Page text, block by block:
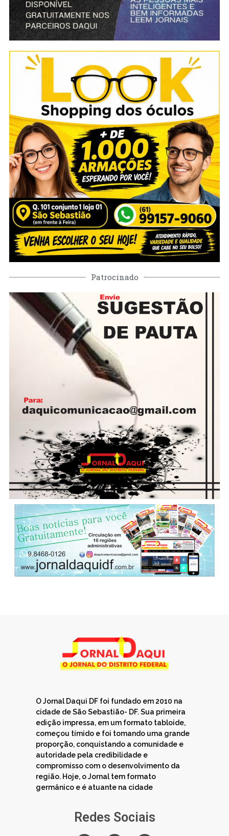
Patrocinado
O Jornal Daqui DF foi fundado em 2010 na
cidade de São Sebastião- DF. Sua primeira
edição impressa, em um formato tabloide,
começou tímido e foi tomando uma grande
proporção, conquistando a comunidade e
autoridade pela credibilidade e
compromisso com o desenvolvimento da
região. Hoje, o Jornal tem formato
germânico e é atuante na cidade
Redes Sociais